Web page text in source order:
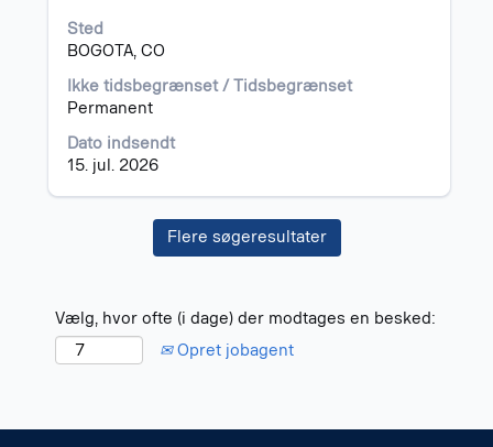
Sted
BOGOTA, CO
Ikke tidsbegrænset / Tidsbegrænset
Permanent
Dato indsendt
15. jul. 2026
mellemrumstasten
for
se
det
indhold
af
joboplysningerne.
Flere søgeresultater
Vælg, hvor ofte (i dage) der modtages en besked:
Opret jobagent